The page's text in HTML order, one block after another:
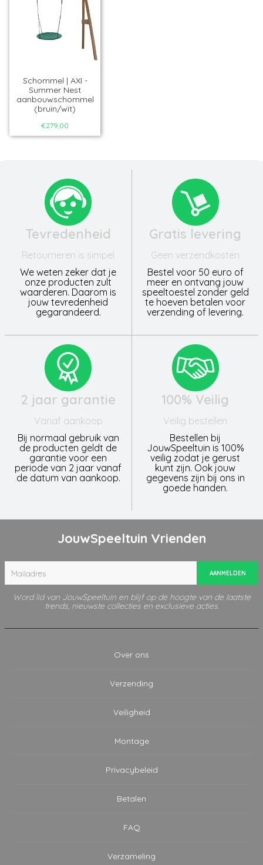
Schommel | AXI -
Summer Nest
aanbouwschommel
(bruin/wit)
€279,00
Tevredenheid
Retourneren is simpel
We weten zeker dat je
onze producten zult
waarderen. Daarom is
jouw tevredenheid
gegarandeerd.
Gratis levering
Geen verzendkosten
Bestel voor 50 euro of
meer en ontvang jouw
speeltoestel zonder geld
te hoeven betalen voor
verzending of levering.
2 jaar garantie
Vanaf aankoop
Bij normaal gebruik van
de producten geldt de
garantie voor een
periode van 2 jaar vanaf
de datum van aankoop.
100% Veilig
Veilig bestellen
Bestellen bij
JouwSpeeltuin is 100%
veilig zodat je gerust
kunt zijn. Ook jouw
gegevens zijn bij ons in
goede handen.
JouwSpeeltuin Vrienden
AANMELDEN
Word lid van JouwSpeeltuin en blijf op de hoogte van de laatste
trends, nieuwste collecties en exclusieve acties.
Over ons
Verzending
Veiligheid
Montage
Privacybeleid
Betalen
FAQ
Verzameling